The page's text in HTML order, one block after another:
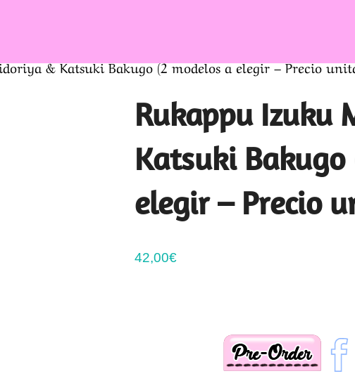
& Katsuki Bakugo (2 modelos a elegir – Precio
Rukappu Izuku
Katsuki
elegir – Precio
42,00€